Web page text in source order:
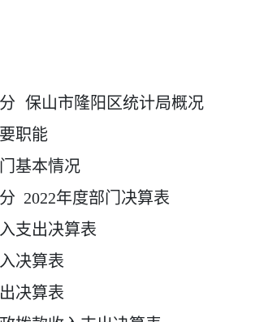
保山市隆阳区统计局概况
职能
基本情况
2022年度部门决算表
支出决算表
决算表
决算表